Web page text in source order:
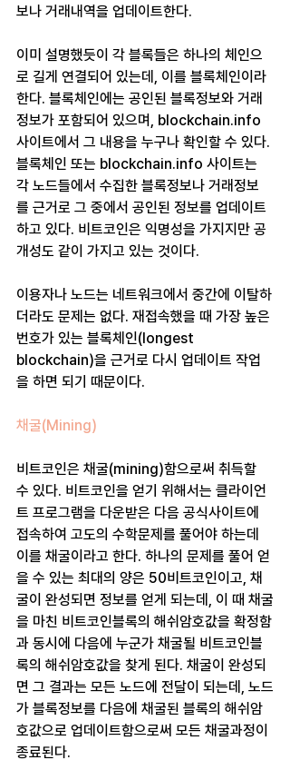
보나 거래내역을 업데이트한다.
이미 설명했듯이 각 블록들은 하나의 체인으
로 길게 연결되어 있는데, 이를 블록체인이라
한다. 블록체인에는 공인된 블록정보와 거래
정보가 포함되어 있으며, blockchain.info
사이트에서 그 내용을 누구나 확인할 수 있다.
블록체인 또는 blockchain.info 사이트는
각 노드들에서 수집한 블록정보나 거래정보
를 근거로 그 중에서 공인된 정보를 업데이트
하고 있다. 비트코인은 익명성을 가지지만 공
개성도 같이 가지고 있는 것이다.
이용자나 노드는 네트워크에서 중간에 이탈하
더라도 문제는 없다. 재접속했을 때 가장 높은
번호가 있는 블록체인(longest
blockchain)을 근거로 다시 업데이트 작업
을 하면 되기 때문이다.
채굴(Mining)
비트코인은 채굴(mining)함으로써 취득할
수 있다. 비트코인을 얻기 위해서는 클라이언
트 프로그램을 다운받은 다음 공식사이트에
접속하여 고도의 수학문제를 풀어야 하는데
이를 채굴이라고 한다. 하나의 문제를 풀어 얻
을 수 있는 최대의 양은 50비트코인이고, 채
굴이 완성되면 정보를 얻게 되는데, 이 때 채굴
을 마친 비트코인블록의 해쉬암호값을 확정함
과 동시에 다음에 누군가 채굴될 비트코인블
록의 해쉬암호값을 찾게 된다. 채굴이 완성되
면 그 결과는 모든 노드에 전달이 되는데, 노드
가 블록정보를 다음에 채굴된 블록의 해쉬암
호값으로 업데이트함으로써 모든 채굴과정이
종료된다.